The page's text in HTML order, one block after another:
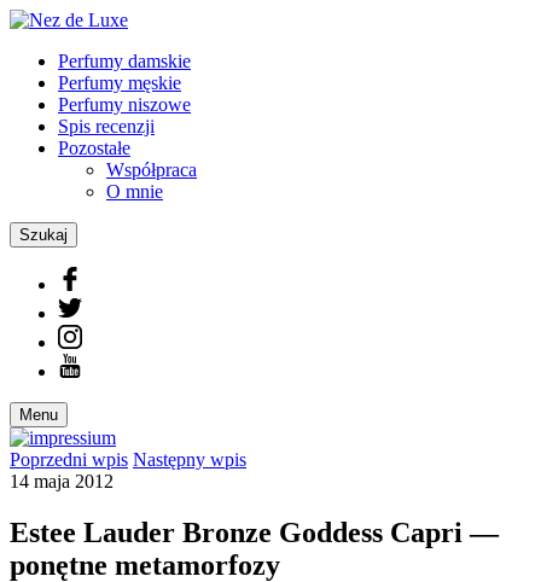
Perfumy damskie
Perfumy męskie
Perfumy niszowe
Spis recenzji
Pozostałe
Współpraca
O mnie
Szukaj
Menu
Poprzedni wpis Następny wpis
14 maja 2012
Estee Lauder Bronze Goddess Capri —
ponętne metamorfozy